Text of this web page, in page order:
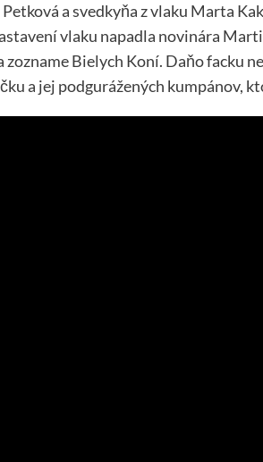
a svedkyňa z vlaku Marta
vlaku napadla novinára
Bielych Koní. Daňo facku
a jej podgurážených kumpánov,